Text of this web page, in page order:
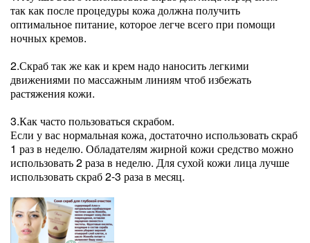
так как после процедуры кожа должна получить
оптимальное питание, которое легче всего при помощи
ночных кремов.
2.Скраб так же как и крем надо наносить легкими
движениями по массажным линиям чтоб избежать
растяжения кожи.
3.Как часто пользоваться скрабом.
Если у вас нормальная кожа, достаточно использовать скраб
1 раз в неделю. Обладателям жирной кожи средство можно
использовать 2 раза в неделю. Для сухой кожи лица лучше
использовать скраб 2-3 раза в месяц.